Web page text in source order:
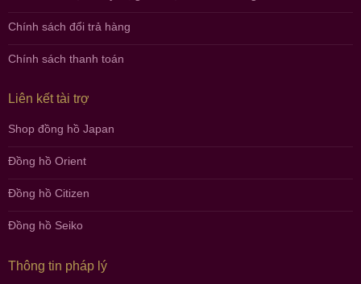
Chính sách đổi trả hàng
Chính sách thanh toán
Liên kết tài trợ
Shop đồng hồ Japan
Đồng hồ Orient
Đồng hồ Citizen
Đồng hồ Seiko
Thông tin pháp lý